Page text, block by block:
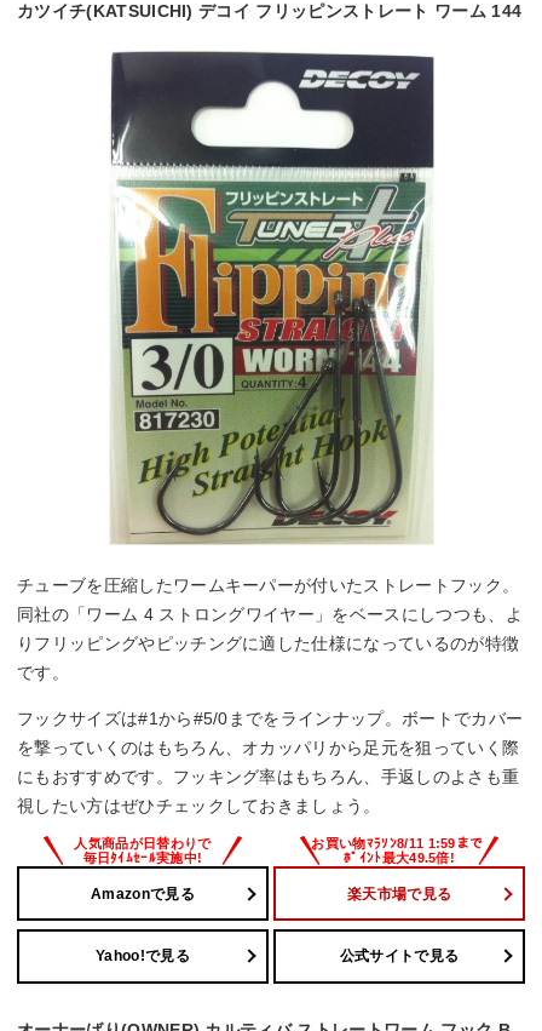
カツイチ(KATSUICHI) デコイ フリッピンストレート ワーム 144
チューブを圧縮したワームキーパーが付いたストレートフック。
同社の「ワーム 4 ストロングワイヤー」をベースにしつつも、よ
りフリッピングやピッチングに適した仕様になっているのが特徴
です。
フックサイズは#1から#5/0までをラインナップ。ボートでカバー
を撃っていくのはもちろん、オカッパリから足元を狙っていく際
にもおすすめです。フッキング率はもちろん、手返しのよさも重
視したい方はぜひチェックしておきましょう。
Amazonで見る 楽天市場で見る
Yahoo!で見る 公式サイトで見る